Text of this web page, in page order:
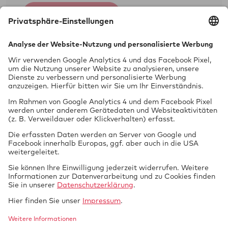
Einzelbegutachtung Neufahrzeug (Art. 45/
§ 13 EG-FGV)
Nichtamtliche Dienstleistungen als Kfz-
Sachverständigenbüro:
Flüssiggasanlagen in Fahrzeugen
(Campinggas)
Prüfung
vor Ort
Öffnungszeiten
Mo., Mi., Fr.: 09:00-17:00
Di. u. Do.: 09:00-18:00
Online Termin
Mittagspause von 12:30-13:30
Tech­nik braucht